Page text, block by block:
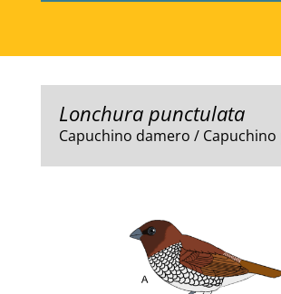
Lonchura punctulata
Capuchino damero /